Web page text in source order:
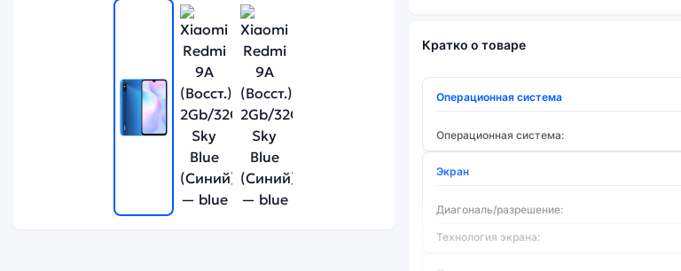
Кратко о товаре
Операционная система
Операционная система:
Экран
Диагональ/разрешение:
Технология экрана: